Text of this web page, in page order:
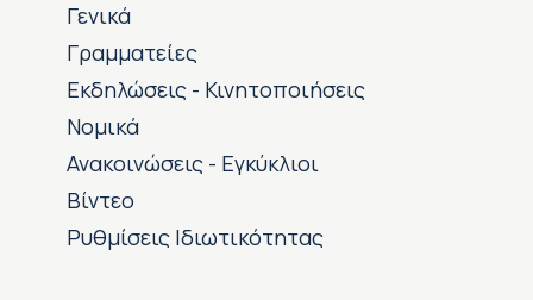
Γενικά
Γραμματείες
Εκδηλώσεις - Κινητοποιήσεις
Νομικά
Ανακοινώσεις - Εγκύκλιοι
Βίντεο
Ρυθμίσεις Ιδιωτικότητας